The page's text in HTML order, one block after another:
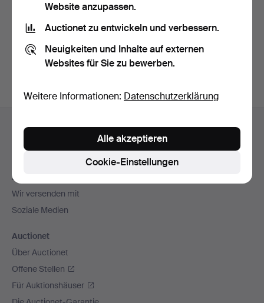
Suche speichern
Archiv
suchen.
Navigation
Hilfe und Kontakt
Kontakt mit dem Support aufnehmen
Zahlungsweisen
Wir versenden mit
Soziale Medien
Auctionet
Über Auctionet
Offene Stellen
Für Auktionshäuser
Website anzupassen.
Auctionet zu entwickeln und verbessern.
Neuigkeiten und Inhalte auf externen
Websites für Sie zu bewerben.
Weitere Informationen: Datenschutzerklärung
Cookie-Einstellungen
Alle akzeptieren